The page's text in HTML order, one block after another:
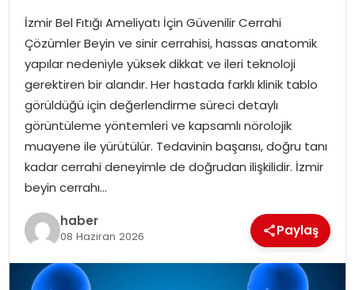
İzmir Bel Fıtığı Ameliyatı İçin Güvenilir Cerrahi
Çözümler Beyin ve sinir cerrahisi, hassas anatomik
yapılar nedeniyle yüksek dikkat ve ileri teknoloji
gerektiren bir alandır. Her hastada farklı klinik tablo
görüldüğü için değerlendirme süreci detaylı
görüntüleme yöntemleri ve kapsamlı nörolojik
muayene ile yürütülür. Tedavinin başarısı, doğru tanı
kadar cerrahi deneyimle de doğrudan ilişkilidir. İzmir
beyin cerrahı…
haber
08 Haziran 2026 Paylaş